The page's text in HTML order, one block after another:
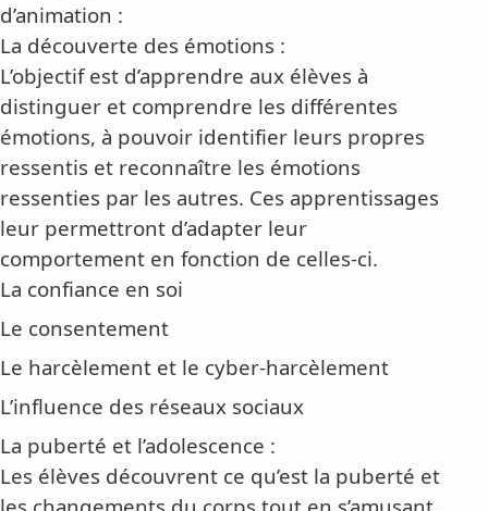
d’animation :
La découverte des émotions :
L’objectif est d’apprendre aux élèves à
distinguer et comprendre les différentes
émotions, à pouvoir identifier leurs propres
ressentis et reconnaître les émotions
ressenties par les autres. Ces apprentissages
leur permettront d’adapter leur
comportement en fonction de celles-ci.
La confiance en soi
Le consentement
Le harcèlement et le cyber-harcèlement
L’influence des réseaux sociaux
La puberté et l’adolescence :
Les élèves découvrent ce qu’est la puberté et